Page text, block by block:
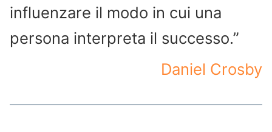
influenzare il modo in cui una
persona interpreta il successo.”
Daniel Crosby